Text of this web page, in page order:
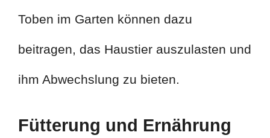
Toben im Garten können dazu
beitragen, das Haustier auszulasten und
ihm Abwechslung zu bieten.
Fütterung und Ernährung